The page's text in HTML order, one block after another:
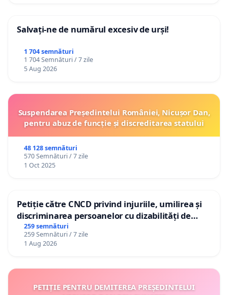
Salvați-ne de numărul excesiv de urși!
1 704 semnături
1 704 Semnături / 7 zile
5 Aug 2026
Suspendarea Președintelui României, Nicușor Dan,
pentru abuz de funcție și discreditarea statului
48 128 semnături
570 Semnături / 7 zile
1 Oct 2025
Petiție către CNCD privind injuriile, umilirea și
discriminarea persoanelor cu dizabilități de
către utilizatorul TikTok „Gorici”
259 semnături
259 Semnături / 7 zile
1 Aug 2026
PETIȚIE PENTRU DEMITEREA PREȘEDINTELUI